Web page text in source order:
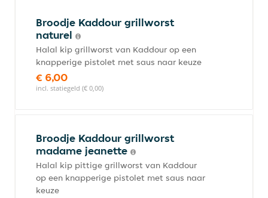
Broodje Kaddour grillworst
naturel
Halal kip grillworst van Kaddour op een
knapperige pistolet met saus naar keuze
€ 6,00
incl. statiegeld (€ 0,00)
Broodje Kaddour grillworst
madame jeanette
Halal kip pittige grillworst van Kaddour
op een knapperige pistolet met saus naar
keuze